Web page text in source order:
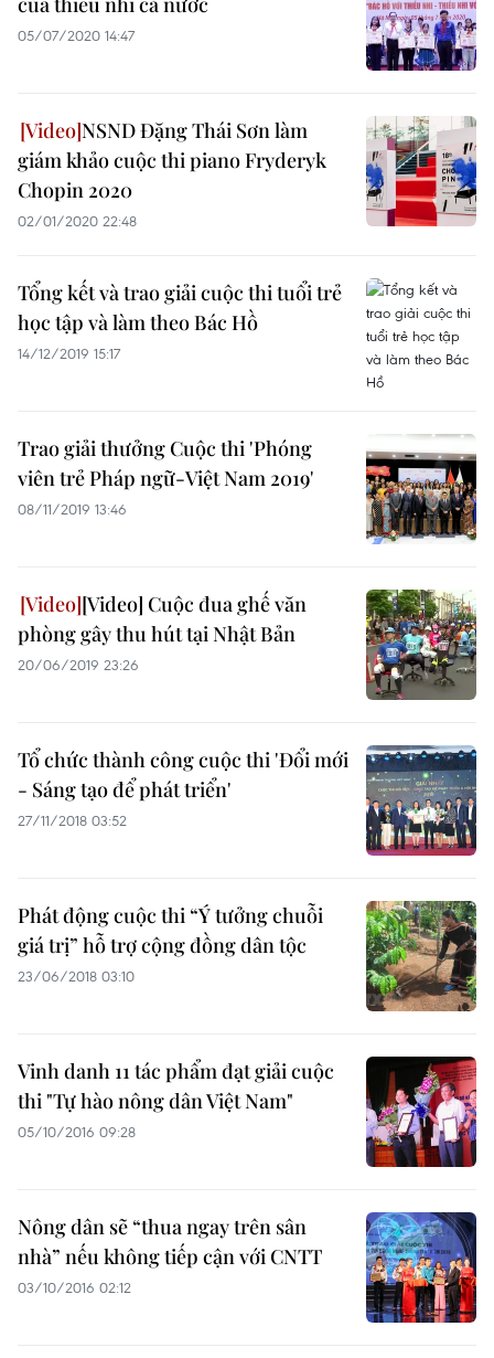
05/07/2020 14:47
NSND Đặng Thái Sơn làm
giám khảo cuộc thi piano Fryderyk
Chopin 2020
02/01/2020 22:48
Tổng kết và trao giải cuộc thi tuổi trẻ
học tập và làm theo Bác Hồ
14/12/2019 15:17
Trao giải thưởng Cuộc thi 'Phóng
viên trẻ Pháp ngữ-Việt Nam 2019'
08/11/2019 13:46
[Video] Cuộc đua ghế văn
phòng gây thu hút tại Nhật Bản
20/06/2019 23:26
Tổ chức thành công cuộc thi 'Đổi mới
- Sáng tạo để phát triển'
27/11/2018 03:52
Phát động cuộc thi “Ý tưởng chuỗi
giá trị” hỗ trợ cộng đồng dân tộc
23/06/2018 03:10
Vinh danh 11 tác phẩm đạt giải cuộc
thi "Tự hào nông dân Việt Nam"
05/10/2016 09:28
Nông dân sẽ “thua ngay trên sân
nhà” nếu không tiếp cận với CNTT
03/10/2016 02:12